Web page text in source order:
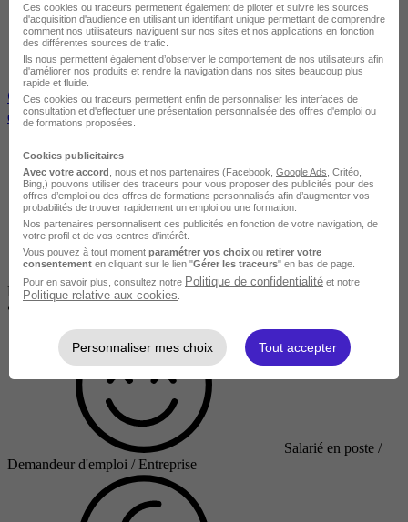
Give your career an impulse - Bilan de compétences
en langue anglaise
Disponible dans 2 villes
•
Salarié en poste /
Demandeur d'emploi / Entreprise
Ces cookies ou traceurs permettent également de piloter et suivre les sources
d'acquisition d'audience en utilisant un identifiant unique permettant de comprendre
comment nos utilisateurs naviguent sur nos sites et nos applications en fonction
des différentes sources de trafic.
Ils nous permettent également d’observer le comportement de nos utilisateurs afin
d'améliorer nos produits et rendre la navigation dans nos sites beaucoup plus
rapide et fluide.
Ces cookies ou traceurs permettent enfin de personnaliser les interfaces de
consultation et d'effectuer une présentation personnalisée des offres d'emploi ou
de formations proposées.
Cookies publicitaires
Avec votre accord , nous et nos partenaires (Facebook, Google Ads , Critéo,
Bing,) pouvons utiliser des traceurs pour vous proposer des publicités pour des
offres d’emploi ou des offres de formations personnalisés afin d’augmenter vos
probabilités de trouver rapidement un emploi ou une formation.
Nos partenaires personnalisent ces publicités en fonction de votre navigation, de
votre profil et de vos centres d’intérêt.
Vous pouvez à tout moment paramétrer vos choix ou retirer votre
consentement en cliquant sur le lien "Gérer les traceurs" en bas de page.
Pour en savoir plus, consultez notre Politique de confidentialité et notre
Politique relative aux cookies
Personnaliser mes choix Tout accepter